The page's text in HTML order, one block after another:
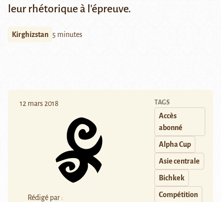
leur rhétorique à l'épreuve.
Kirghizstan 5 minutes
12 mars 2018
Rédigé par :
TAGS
Accès
abonné
Alpha Cup
Asie centrale
Bichkek
Compétition